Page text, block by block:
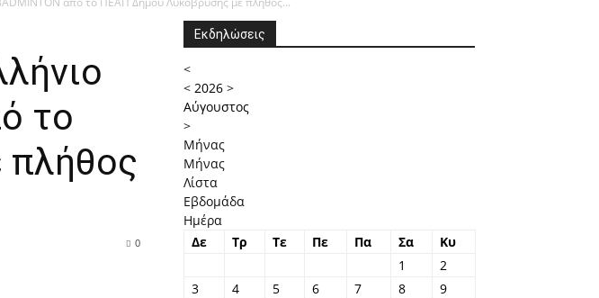
το
0
Εκδηλώσεις
<
< 2026 >
Αύγουστος
>
Μήνας
Μήνας
Λίστα
Εβδομάδα
Ημέρα
Δε
Τρ Τε Πε Πα Σα
Κυ
1
2
3
4 5 6 7 8
9